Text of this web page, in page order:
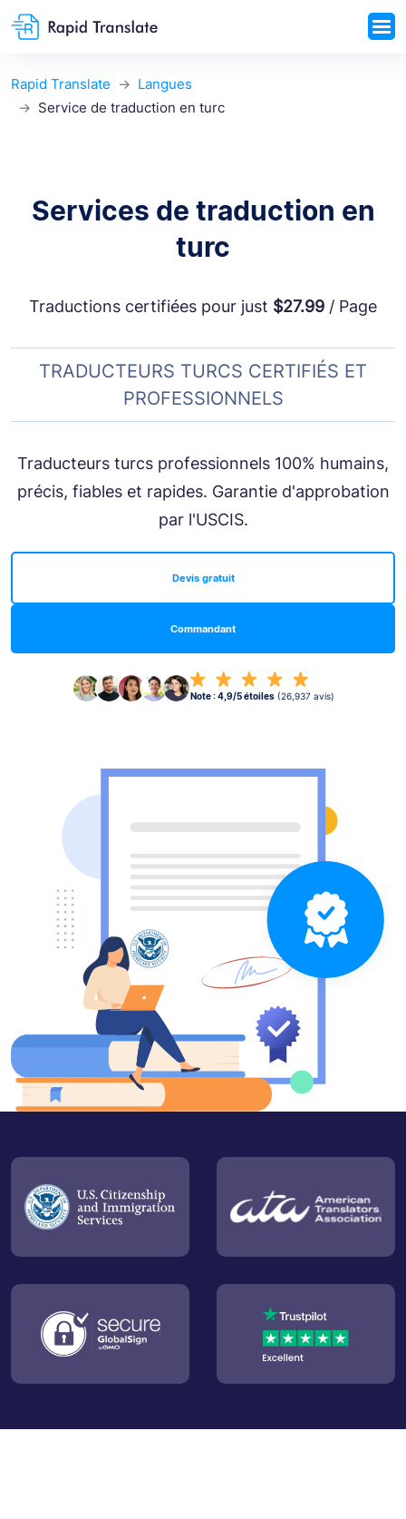
Rapid Translate
Langues
Service de traduction en turc
Services de traduction en
turc
Traductions certifiées pour just $27.99 / Page
TRADUCTEURS TURCS CERTIFIÉS ET
PROFESSIONNELS
Traducteurs turcs professionnels 100% humains,
précis, fiables et rapides. Garantie d'approbation
par l'USCIS.
Commandant
Devis gratuit
Note : 4,9/5 étoiles (26,937 avis)